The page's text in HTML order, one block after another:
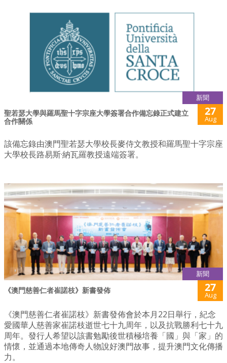
新聞
聖若瑟大學與羅馬聖十字宗座大學簽署合作備忘錄正式建立
合作關係
27
Aug
該備忘錄由澳門聖若瑟大學校長麥侍文教授和羅馬聖十字宗座
大學校長路易斯·納瓦羅教授遠端簽署。
新聞
《澳門慈善仁者崔諾枝》新書發佈 27
Aug
《澳門慈善仁者崔諾枝》新書發佈會於本月22日舉行，紀念
愛國華人慈善家崔諾枝逝世七十九周年，以及抗戰勝利七十九
周年。發行人希望以該書勉勵後世積極培養「國」與「家」的
情懷，並通過本地傳奇人物說好澳門故事，提升澳門文化傳播
力。